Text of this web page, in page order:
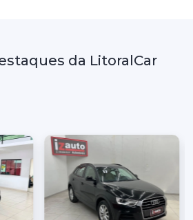
da LitoralCar